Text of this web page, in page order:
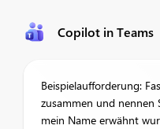
Copilot in Teams
Beispielaufforderung:
zusammen und nennen
mein Name erwähnt